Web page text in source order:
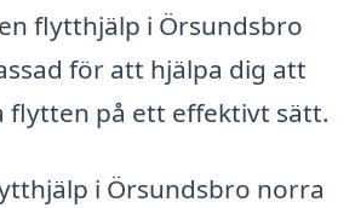
flytthjälp i Örsundsbro
för att hjälpa dig att
flytten på ett effektivt sätt.
i Örsundsbro norra